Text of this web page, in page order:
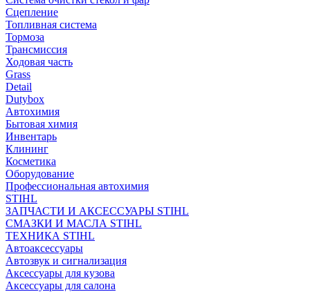
Сцепление
Топливная система
Тормоза
Трансмиссия
Ходовая часть
Grass
Detail
Dutybox
Автохимия
Бытовая химия
Инвентарь
Клининг
Косметика
Оборудование
Профессиональная автохимия
STIHL
ЗАПЧАСТИ И АКСЕССУАРЫ STIHL
СМАЗКИ И МАСЛА STIHL
ТЕХНИКА STIHL
Автоаксессуары
Автозвук и сигнализация
Аксессуары для кузова
Аксессуары для салона